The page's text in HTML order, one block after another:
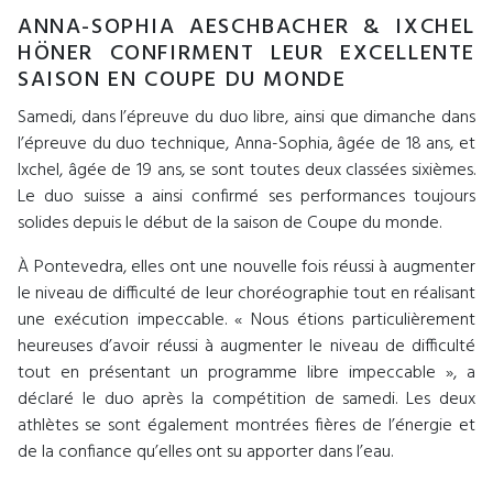
ANNA-SOPHIA AESCHBACHER & IXCHEL
HÖNER CONFIRMENT LEUR EXCELLENTE
SAISON EN COUPE DU MONDE
Samedi, dans l’épreuve du duo libre, ainsi que dimanche dans
l’épreuve du duo technique, Anna-Sophia, âgée de 18 ans, et
Ixchel, âgée de 19 ans, se sont toutes deux classées sixièmes.
Le duo suisse a ainsi confirmé ses performances toujours
solides depuis le début de la saison de Coupe du monde.
À Pontevedra, elles ont une nouvelle fois réussi à augmenter
le niveau de difficulté de leur choréographie tout en réalisant
une exécution impeccable. « Nous étions particulièrement
heureuses d’avoir réussi à augmenter le niveau de difficulté
tout en présentant un programme libre impeccable », a
déclaré le duo après la compétition de samedi. Les deux
athlètes se sont également montrées fières de l’énergie et
de la confiance qu’elles ont su apporter dans l’eau.